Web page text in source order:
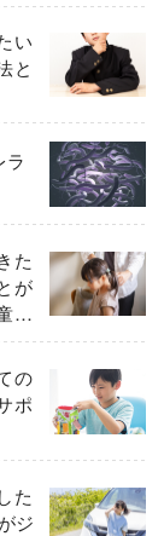
い
と
た
が
精
の
ポ
た
ジ